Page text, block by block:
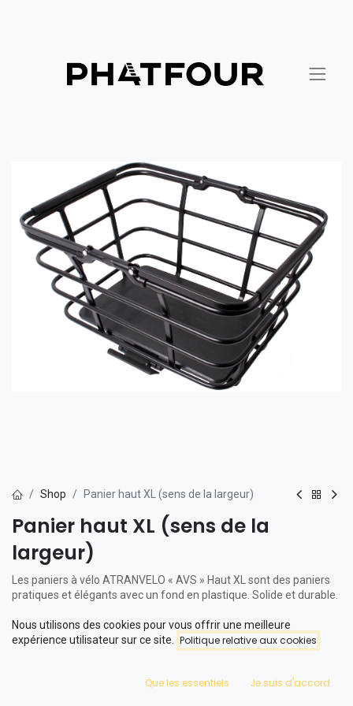
Shop Panier haut XL (sens de la largeur)
Panier haut XL (sens de la
largeur)
Les paniers à vélo ATRANVELO « AVS » Haut XL sont des paniers
pratiques et élégants avec un fond en plastique. Solide et durable.
paniers sur le porte-bagages avant et/ou arrière d'un Phatfour.
Panier haut : L29 x L40 x H20 cm, Volume 23L
Le panier haut XL est disponible pour les FLB+ et FLX.
Nous utilisons des cookies pour vous offrir une meilleure
expérience utilisateur sur ce site.
Politique relative aux cookies
Que les essentiels Je suis d'accord